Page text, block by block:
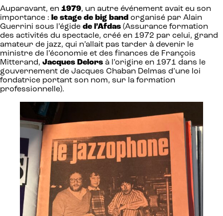
Auparavant, en 1979, un autre événement avait eu son
importance : le stage de big band organisé par Alain
Guerrini sous l’égide de l’Afdas (Assurance formation
des activités du spectacle, créé en 1972 par celui, grand
amateur de jazz, qui n’allait pas tarder à devenir le
ministre de l’économie et des finances de François
Mitterand, Jacques Delors à l’origine en 1971 dans le
gouvernement de Jacques Chaban Delmas d’une loi
fondatrice portant son nom, sur la formation
professionnelle).